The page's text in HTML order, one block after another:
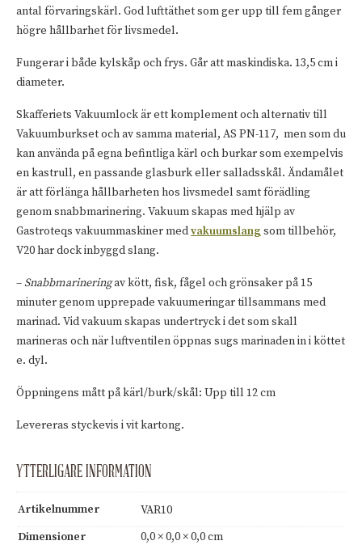
antal förvaringskärl. God lufttäthet som ger upp till fem gånger
högre hållbarhet för livsmedel.
Fungerar i både kylskåp och frys. Går att maskindiska. 13,5 cm i
diameter.
Skafferiets Vakuumlock är ett komplement och alternativ till
Vakuumburkset och av samma material, AS PN-117, men som du
kan använda på egna befintliga kärl och burkar som exempelvis
en kastrull, en passande glasburk eller salladsskål. Ändamålet
är att förlänga hållbarheten hos livsmedel samt förädling
genom snabbmarinering. Vakuum skapas med hjälp av
Gastroteqs vakuummaskiner medvakuumslang som tillbehör,
V20 har dock inbyggd slang.
–Snabbmarineringav kött, fisk, fågel och grönsaker på 15
minuter genom upprepade vakuumeringar tillsammans med
marinad. Vid vakuum skapas undertryck i det som skall
marineras och när luftventilen öppnas sugs marinaden in i köttet
e. dyl.
Öppningens mått på kärl/burk/skål: Upp till 12 cm
Levereras styckevis i vit kartong.
YTTERLIGARE INFORMATION
Artikelnummer
VAR10
Dimensioner
0,0 × 0,0 × 0,0 cm